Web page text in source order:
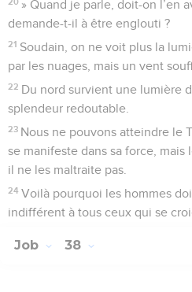
» Quand je parle, doit-on l’en
demande-t-il à être englouti ?
21 Soudain, on ne voit plus la
par les nuages, mais un vent
22 Du nord survient une lumière
splendeur redoutable.
23 Nous ne pouvons atteindre le
se manifeste dans sa force, mais
il ne les maltraite pas.
24 Voilà pourquoi les hommes
indifférent à tous ceux qui se
Job 38